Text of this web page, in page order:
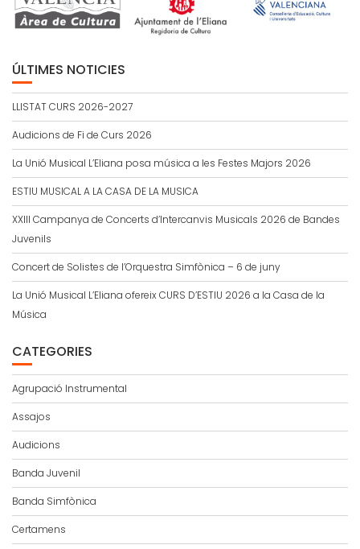
ÚLTIMES NOTICIES
LLISTAT CURS 2026-2027
Audicions de Fi de Curs 2026
La Unió Musical L’Eliana posa música a les Festes Majors 2026
ESTIU MUSICAL A LA CASA DE LA MUSICA
XXIII Campanya de Concerts d’Intercanvis Musicals 2026 de Bandes
Juvenils
Concert de Solistes de l’Orquestra Simfònica – 6 de juny
La Unió Musical L’Eliana ofereix CURS D’ESTIU 2026 a la Casa de la
Música
CATEGORIES
Agrupació Instrumental
Assajos
Audicions
Banda Juvenil
Banda Simfònica
Certamens